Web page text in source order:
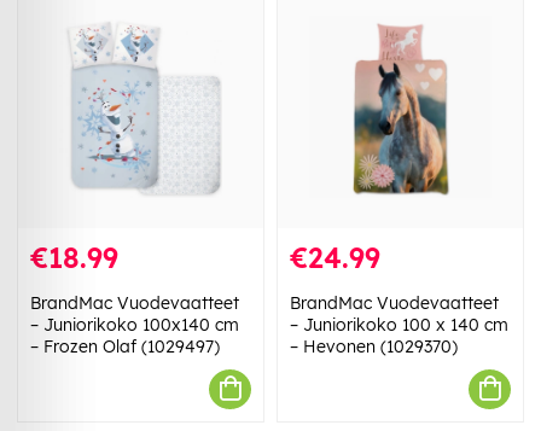
€18.99
BrandMac Vuodevaatteet
– Juniorikoko 100x140 cm
– Frozen Olaf (1029497)
€24.99
BrandMac Vuodevaatteet
– Juniorikoko 100 x 140 cm
– Hevonen (1029370)